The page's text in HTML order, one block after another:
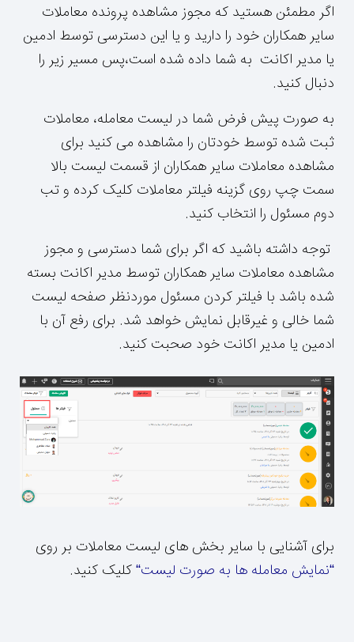
اگر مطمئن هستید که مجوز مشاهده پرونده معاملات
سایر همکاران خود را دارید و یا این دسترسی توسط ادمین
یا مدیر اکانت به شما داده شده است،پس مسیر زیر را
دنبال کنید.
به صورت پیش فرض شما در لیست معامله، معاملات
ثبت شده توسط خودتان را مشاهده می کنید برای
مشاهده معاملات سایر همکاران از قسمت لیست بالا
سمت چپ روی گزینه فیلتر معاملات کلیک کرده و تب
دوم مسئول را انتخاب کنید.
توجه داشته باشید که اگر برای شما دسترسی و مجوز
مشاهده معاملات سایر همکاران توسط مدیر اکانت بسته
شده باشد با فیلتر کردن مسئول موردنظر صفحه لیست
شما خالی و غیرقابل نمایش خواهد شد. برای رفع آن با
ادمین یا مدیر اکانت خود صحبت کنید.
برای آشنایی با سایر بخش های لیست معاملات بر روی
“نمایش معامله ها به صورت لیست“کلیک کنید.